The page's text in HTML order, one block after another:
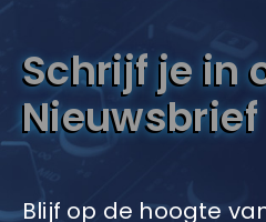
Schrijf je in
Nieuwsbrief
Blijf op de hoogte